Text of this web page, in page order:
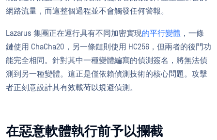
網路流量，而這整個過程並不會觸發任何警報。
Lazarus 集團正在運行具有不同加密實現的平行變體 ，一條
鏈使用 ChaCha20，另一條鏈則使用 HC256，但兩者的後門功
能完全相同。針對其中一種變體編寫的偵測簽名，將無法偵
測到另一種變體。這正是僅依賴偵測技術的核心問題。攻擊
者正刻意設計其有效載荷以規避偵測。
在惡意軟體執行前予以攔截